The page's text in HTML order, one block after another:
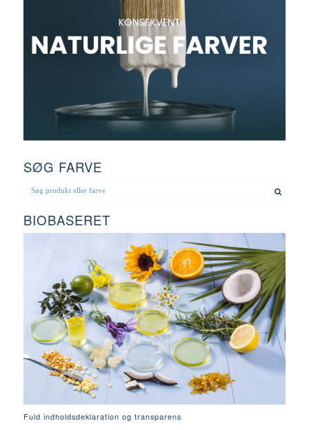
SØG FARVE
BIOBASERET
Fuld indholdsdeklaration og transparens